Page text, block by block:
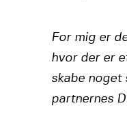
For mig er
hvor der er
skabe
partnernes